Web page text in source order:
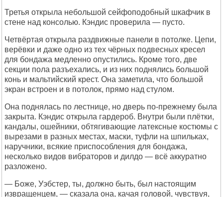
Третья открыла небольшой сейфоподобный шкафчик в
стене над консолью. Кэндис проверила — пусто.
Четвёртая открыла раздвижные панели в потолке. Цепи,
верёвки и даже одно из тех чёрных подвесных кресел
для бондажа медленно опустились. Кроме того, две
секции пола разъехались, и из них поднялись большой
конь и мальтийский крест. Она заметила, что большой
экран встроен и в потолок, прямо над стулом.
Она поднялась по лестнице, но дверь по-прежнему была
закрыта. Кэндис открыла гардероб. Внутри были плётки,
кандалы, ошейники, обтягивающие латексные костюмы с
вырезами в разных местах, маски, туфли на шпильках,
наручники, всякие приспособления для бондажа,
несколько видов вибраторов и дилдо — всё аккуратно
разложено.
— Боже, Уэбстер, ты, должно быть, был настоящим
извращенцем, — сказала она, качая головой, чувствуя,